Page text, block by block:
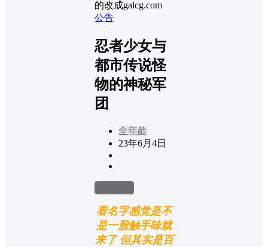
的改成galcg.com
公告
忍者少女与
都市传说怪
物的神秘军
团
全年龄
23年6月4日
看名字感觉是不
是一股触手味就
来了 但其实是百